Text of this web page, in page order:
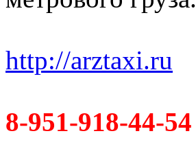
http://arztaxi.ru
8-951-918-44-54